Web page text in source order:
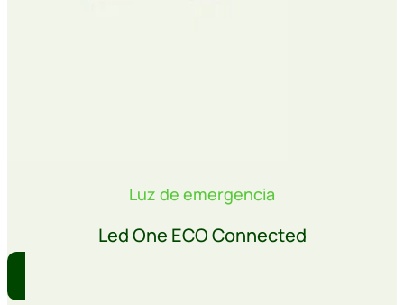
Luz de emergencia
Led One ECO Connected